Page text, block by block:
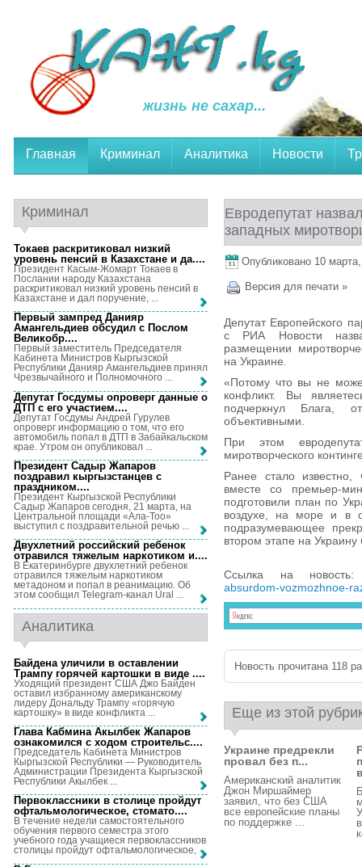
жизнь не сахар...
Главная Криминал Аналитика Новости
Евродепутат
западных
Опубликовано 10 марта,
Версия для печати »
Депутат Европейского
с РИА Новости
размещении
на Украине.
«Потому что вы не
конфликт. Вы
подчеркнул Блага,
объективными.
При этом
миротворческого
Ранее стало
вместе со премьер-
подготовили план по
воздухе, на море и в
подразумевающее
втором этапе на
Ссылка на
absurdom-vozmozhnoe-
Новость прочитана 118
Еще из этой
Украине предрекли
провал без п...
Американский аналитик
Джон Миршаймер
заявил, что без США
все европейские планы
по поддержке ...
Криминал
Токаев раскритиковал низкий
уровень пенсий в Казахстане и да....
Президент Касым-Жомарт Токаев в
Послании народу Казахстана
раскритиковал низкий уровень пенсий в
Казахстане и дал поручение, ...
Первый зампред Данияр
Амангельдиев обсудил с Послом
Великобр....
Первый заместитель Председателя
Кабинета Министров Кыргызской
Республики Данияр Амангельдиев принял
Чрезвычайного и Полномочного ...
Депутат Госдумы опроверг данные о
ДТП с его участием....
Депутат Госдумы Андрей Гурулев
опроверг информацию о том, что его
автомобиль попал в ДТП в Забайкальском
крае. Утром он опубликовал ...
Президент Садыр Жапаров
поздравил кыргызстанцев с
праздником....
Президент Кыргызской Республики
Садыр Жапаров сегодня, 21 марта, на
Центральной площади «Ала-Тоо»
выступил с поздравительной речью ...
Двухлетний российский ребенок
отравился тяжелым наркотиком и....
В Екатеринбурге двухлетний ребенок
отравился тяжелым наркотиком
метадоном и попал в реанимацию. Об
этом сообщил Telegram-канал Ural ...
Аналитика
Байдена уличили в оставлении
Трампу горячей картошки в виде ....
Уходящий президент США Джо Байден
оставил избранному американскому
лидеру Дональду Трампу «горячую
картошку» в виде конфликта ...
Глава Кабмина Акылбек Жапаров
ознакомился с ходом строительс....
Председатель Кабинета Министров
Кыргызской Республики — Руководитель
Администрации Президента Кыргызской
Республики Акылбек ...
Первоклассники в столице пройдут
офтальмологическое, стомато....
В течение недели самостоятельного
обучения первого семестра этого
учебного года учащиеся первоклассников
столицы пройдут офтальмологическое, ...